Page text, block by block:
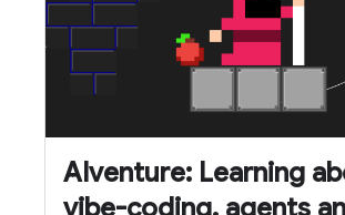
AIventure: Learning
vibe-coding, agents